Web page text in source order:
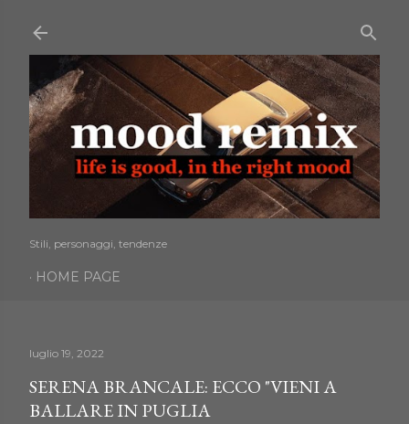
Stili, personaggi, tendenze
HOME PAGE
luglio 19, 2022
SERENA BRANCALE: ECCO "VIENI A
BALLARE IN PUGLIA